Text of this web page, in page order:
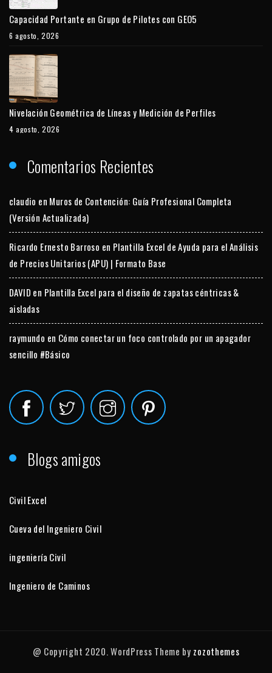
Capacidad Portante en Grupo de Pilotes con GEO5
6 agosto, 2026
Nivelación Geométrica de Líneas y Medición de Perfiles
4 agosto, 2026
Comentarios Recientes
claudio en Muros de Contención: Guía Profesional Completa
(Versión Actualizada)
Ricardo Ernesto Barroso en Plantilla Excel de Ayuda para el Análisis
de Precios Unitarios (APU) | Formato Base
DAVID en Plantilla Excel para el diseño de zapatas céntricas &
aisladas
raymundo en Cómo conectar un foco controlado por un apagador
sencillo #Básico
Blogs amigos
Civil Excel
Cueva del Ingeniero Civil
ingeniería Civil
Ingeniero de Caminos
@ Copyright 2020. WordPress Theme by zozothemes